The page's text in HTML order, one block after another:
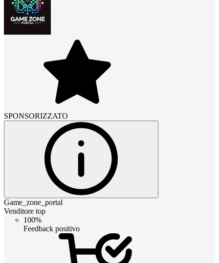
SPONSORIZZATO
Game_zone_portal
Venditore top
100%
Feedback positivo